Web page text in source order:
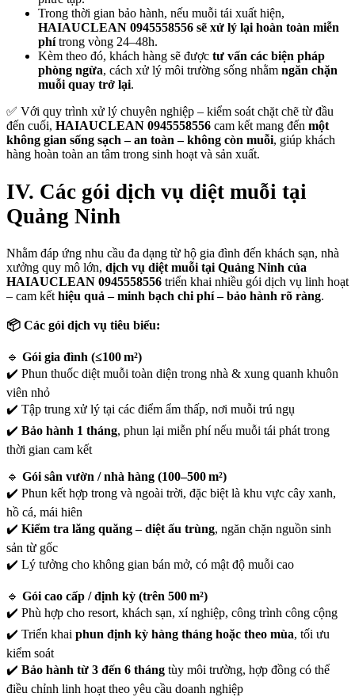
Trong thời gian bảo hành, nếu muỗi tái xuất hiện,
HAIAUCLEAN 0945558556 sẽ xử lý lại hoàn toàn miễn
phítrong vòng 24–48h.
Kèm theo đó, khách hàng sẽ được tư vấn các biện pháp
phòng ngừa, cách xử lý môi trường sống nhằm ngăn chặn
muỗi quay trở lại.
✅ Với quy trình xử lý chuyên nghiệp – kiểm soát chặt chẽ từ đầu
đến cuối, HAIAUCLEAN 0945558556 cam kết mang đến một
không gian sống sạch – an toàn – không còn muỗi, giúp khách
hàng hoàn toàn an tâm trong sinh hoạt và sản xuất.
IV. Các gói dịch vụ diệt muỗi tại
Quảng Ninh
Nhằm đáp ứng nhu cầu đa dạng từ hộ gia đình đến khách sạn, nhà
xưởng quy mô lớn, dịch vụ diệt muỗi tại Quảng Ninh của
HAIAUCLEAN 0945558556 triển khai nhiều gói dịch vụ linh hoạt
– cam kết hiệu quả – minh bạch chi phí – bảo hành rõ ràng.
📦 Các gói dịch vụ tiêu biểu:
🔹 Gói gia đình (≤100 m²)
✔️ Phun thuốc diệt muỗi toàn diện trong nhà & xung quanh khuôn
viên nhỏ
✔️ Tập trung xử lý tại các điểm ẩm thấp, nơi muỗi trú ngụ
✔️ Bảo hành 1 tháng, phun lại miễn phí nếu muỗi tái phát trong
thời gian cam kết
🔹 Gói sân vườn / nhà hàng (100–500 m²)
✔️ Phun kết hợp trong và ngoài trời, đặc biệt là khu vực cây xanh,
hồ cá, mái hiên
✔️ Kiểm tra lăng quăng – diệt ấu trùng, ngăn chặn nguồn sinh
sản từ gốc
✔️ Lý tưởng cho không gian bán mở, có mật độ muỗi cao
🔹 Gói cao cấp / định kỳ (trên 500 m²)
✔️ Phù hợp cho resort, khách sạn, xí nghiệp, công trình công cộng
✔️ Triển khai phun định kỳ hàng tháng hoặc theo mùa, tối ưu
kiểm soát
✔️ Bảo hành từ 3 đến 6 tháng tùy môi trường, hợp đồng có thể
điều chỉnh linh hoạt theo yêu cầu doanh nghiệp